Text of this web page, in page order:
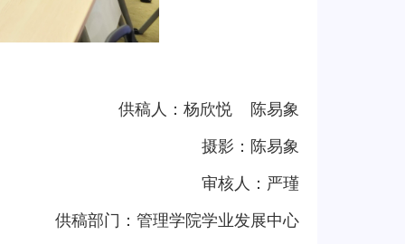
供稿人：杨欣悦 陈易象
摄影：陈易象
审核人：严瑾
供稿部门：管理学院学业发展中心